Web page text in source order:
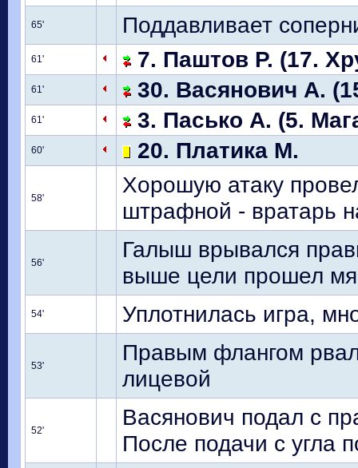
65' Поддавливает
61' 7. Паштов Р. (17.
61' 30. Васянович А.
61' 3. Пасько А. (5.
60' 20. Платика М.
58'
Хорошую атаку
штрафной - вратарь
56'
Галыш врывался
выше цели прошел
54' Уплотнилась игра,
53'
Правым флангом
лицевой
52'
Васянович подал с
После подачи с угла